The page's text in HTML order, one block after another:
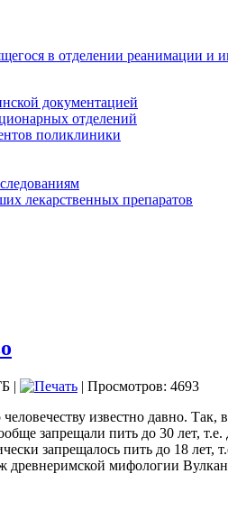
в отделении реанимации
документацией
отделений
поликлиники
лекарственных препаратов
|
| Просмотров: 4693
известно давно.
запрещали пить до 30 лет, т.е.
запрещалось пить до 18
древнеримской мифологии